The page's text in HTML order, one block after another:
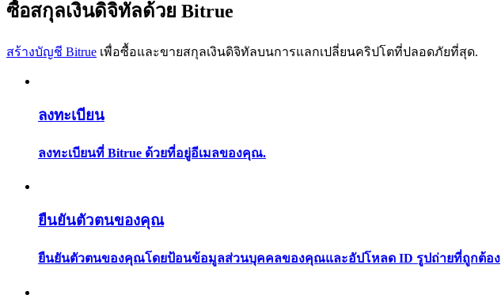
ข้อมูล
ซื้อสกุลเงินดิจิทัลด้วย Bitrue
สร้างบัญชี Bitrue เพื่อซื้อและขายสกุลเงินดิจิทัลบนการแลกเปลี่ยนคริปโตที่ปลอดภัยที่สุด.
ลงทะเบียน
ลงทะเบียนที่ Bitrue ด้วยที่อยู่อีเมลของคุณ.
ยืนยันตัวตนของคุณ
ยืนยันตัวตนของคุณโดยป้อนข้อมูลส่วนบุคคลของคุณและอัปโหลด ID รูปถ่ายที่ถูกต้อง